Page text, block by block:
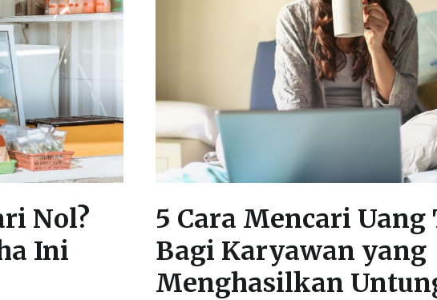
Nol?
Ini
5 Cara Mencari Uang
Bagi Karyawan yang
Menghasilkan